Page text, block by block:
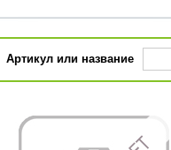
Артикул или название